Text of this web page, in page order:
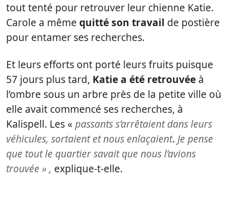
tout tenté pour retrouver leur chienne Katie.
Carole a même quitté son travail de postière
pour entamer ses recherches.
Et leurs efforts ont porté leurs fruits puisque
57 jours plus tard, Katie a été retrouvée à
l’ombre sous un arbre près de la petite ville où
elle avait commencé ses recherches, à
Kalispell. Les « passants s’arrêtaient dans leurs
véhicules, sortaient et nous enlaçaient. Je pense
que tout le quartier savait que nous l’avions
trouvée » , explique-t-elle.